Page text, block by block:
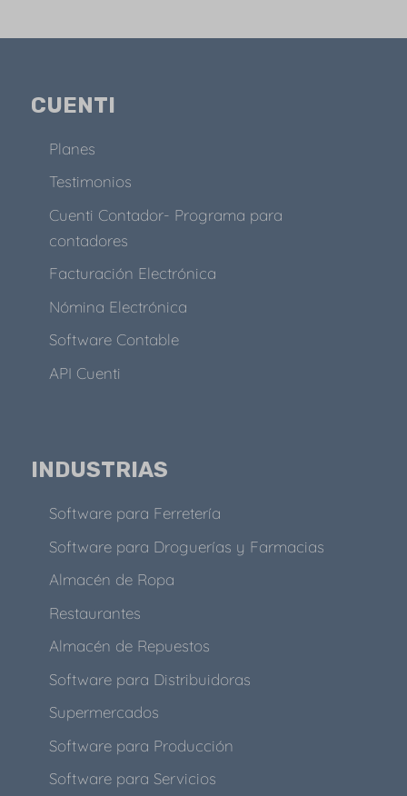
CUENTI
Planes
Testimonios
Cuenti Contador- Programa para
contadores
Facturación Electrónica
Nómina Electrónica
Software Contable
API Cuenti
INDUSTRIAS
Software para Ferretería
Software para Droguerías y Farmacias
Almacén de Ropa
Restaurantes
Almacén de Repuestos
Software para Distribuidoras
Supermercados
Software para Producción
Software para Servicios